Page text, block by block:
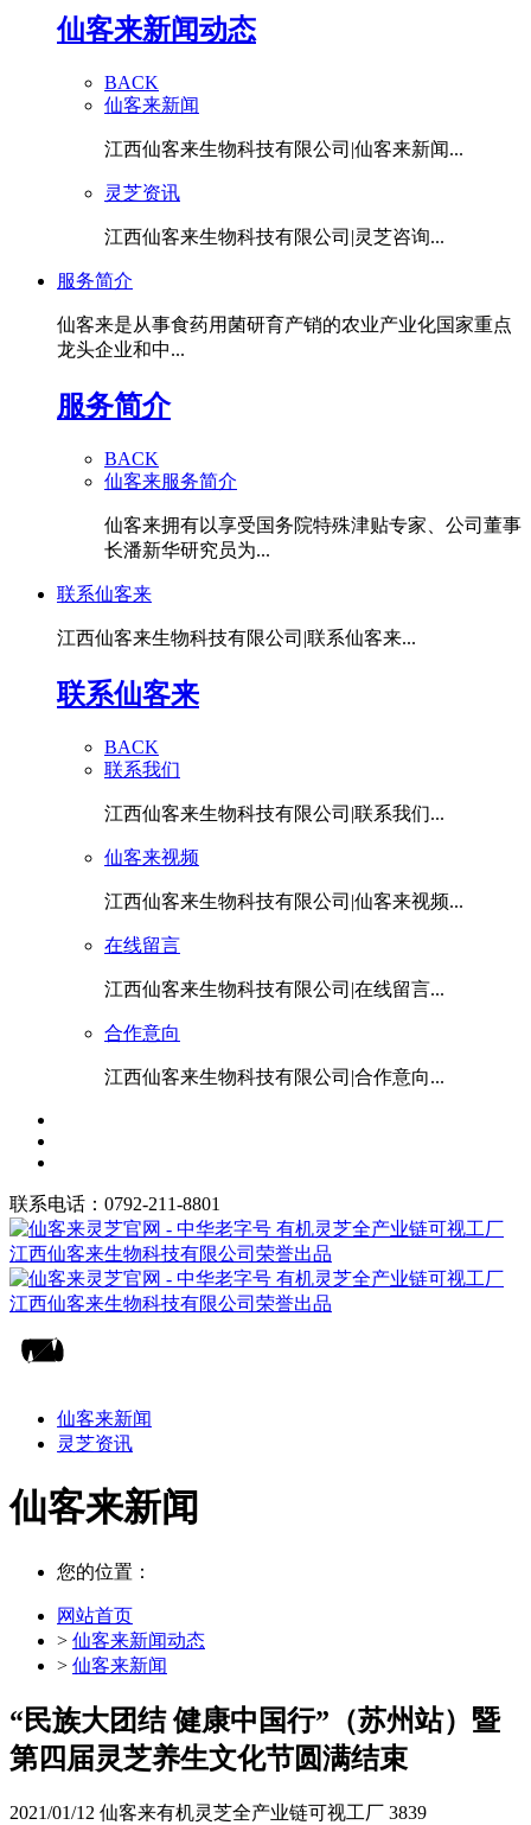
仙客来新闻动态
BACK
仙客来新闻
江西仙客来生物科技有限公司|仙客来新闻...
灵芝资讯
江西仙客来生物科技有限公司|灵芝咨询...
服务简介
仙客来是从事食药用菌研育产销的农业产业化国家重点
龙头企业和中...
服务简介
BACK
仙客来服务简介
仙客来拥有以享受国务院特殊津贴专家、公司董事
长潘新华研究员为...
联系仙客来
江西仙客来生物科技有限公司|联系仙客来...
联系仙客来
BACK
联系我们
江西仙客来生物科技有限公司|联系我们...
仙客来视频
江西仙客来生物科技有限公司|仙客来视频...
在线留言
江西仙客来生物科技有限公司|在线留言...
合作意向
江西仙客来生物科技有限公司|合作意向...
联系电话：0792-211-8801
仙客来新闻
灵芝资讯
仙客来新闻
您的位置：
网站首页
> 仙客来新闻动态
> 仙客来新闻
“民族大团结 健康中国行”（苏州站）暨
第四届灵芝养生文化节圆满结束
2021/01/12 仙客来有机灵芝全产业链可视工厂 3839